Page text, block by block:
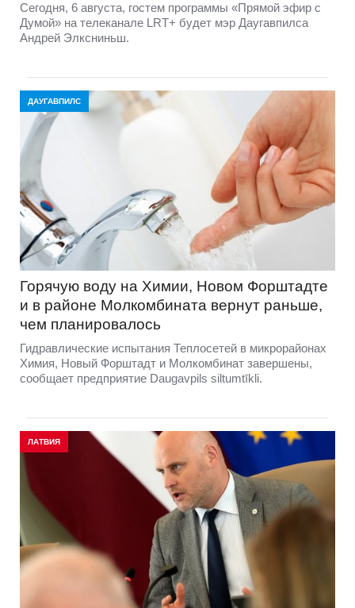
Сегодня, 6 августа, гостем программы «Прямой эфир с
Думой» на телеканале LRT+ будет мэр Даугавпилса
Андрей Элксниньш.
ДАУГАВПИЛС
Горячую воду на Химии, Новом Форштадте
и в районе Молкомбината вернут раньше,
чем планировалось
Гидравлические испытания Теплосетей в микрорайонах
Химия, Новый Форштадт и Молкомбинат завершены,
сообщает предприятие Daugavpils siltumtīkli.
ЛАТВИЯ